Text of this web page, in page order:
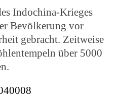
Indochina-Krieges
Bevölkerung vor
gebracht. Zeitweise
über 5000